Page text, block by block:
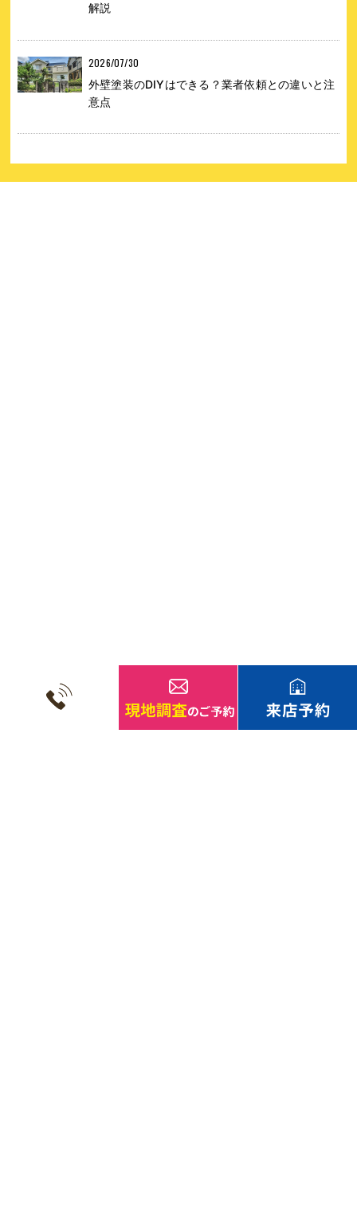
解説
2026/07/30
外壁塗装のDIYはできる？業者依頼との違いと注
意点